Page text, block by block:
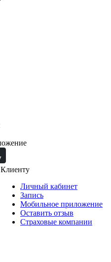
Клиенту
Личный кабинет
Запись
Мобильное приложение
Оставить отзыв
Страховые компании